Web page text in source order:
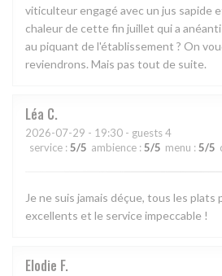
viticulteur engagé avec un jus sapide
chaleur de cette fin juillet qui a
au piquant de l'établissement ? On
reviendrons. Mais pas tout de suite.
Léa C
2026-07-29 - 19:30 - guests 4
service : 5/5 ambience : 5/5 menu : 5/5
Je ne suis jamais déçue, tous les plats
excellents et le service impeccable !
Elodie F